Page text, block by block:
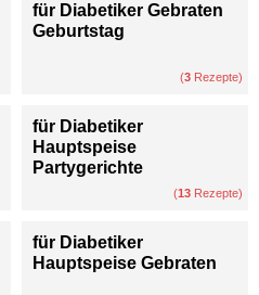
für Diabetiker Gebraten
Geburtstag
(3 Rezepte)
für Diabetiker
Hauptspeise
Partygerichte
(13 Rezepte)
für Diabetiker
Hauptspeise Gebraten